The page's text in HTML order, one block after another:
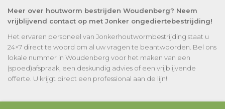
Meer over houtworm bestrijden Woudenberg? Neem
vrijblijvend contact op met Jonker ongediertebestrijding!
Het ervaren personeel van Jonkerhoutwormbestrijding staat u
24×7 direct te woord om al uw vragen te beantwoorden. Bel ons
lokale nummer in Woudenberg voor het maken van een
(spoed)afspraak, een deskundig advies of een vrijblijvende
offerte. U krijgt direct een professional aan de lijn!